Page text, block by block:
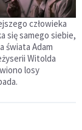
człowieka
się samego siebie,
świata Adam
Witolda
losy